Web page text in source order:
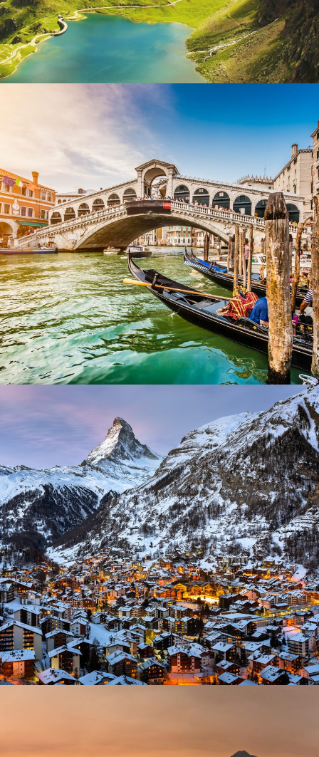
Ultricies Fusce Quam
Adventure / City
Zermatt Switzerland
Ocean / Tour